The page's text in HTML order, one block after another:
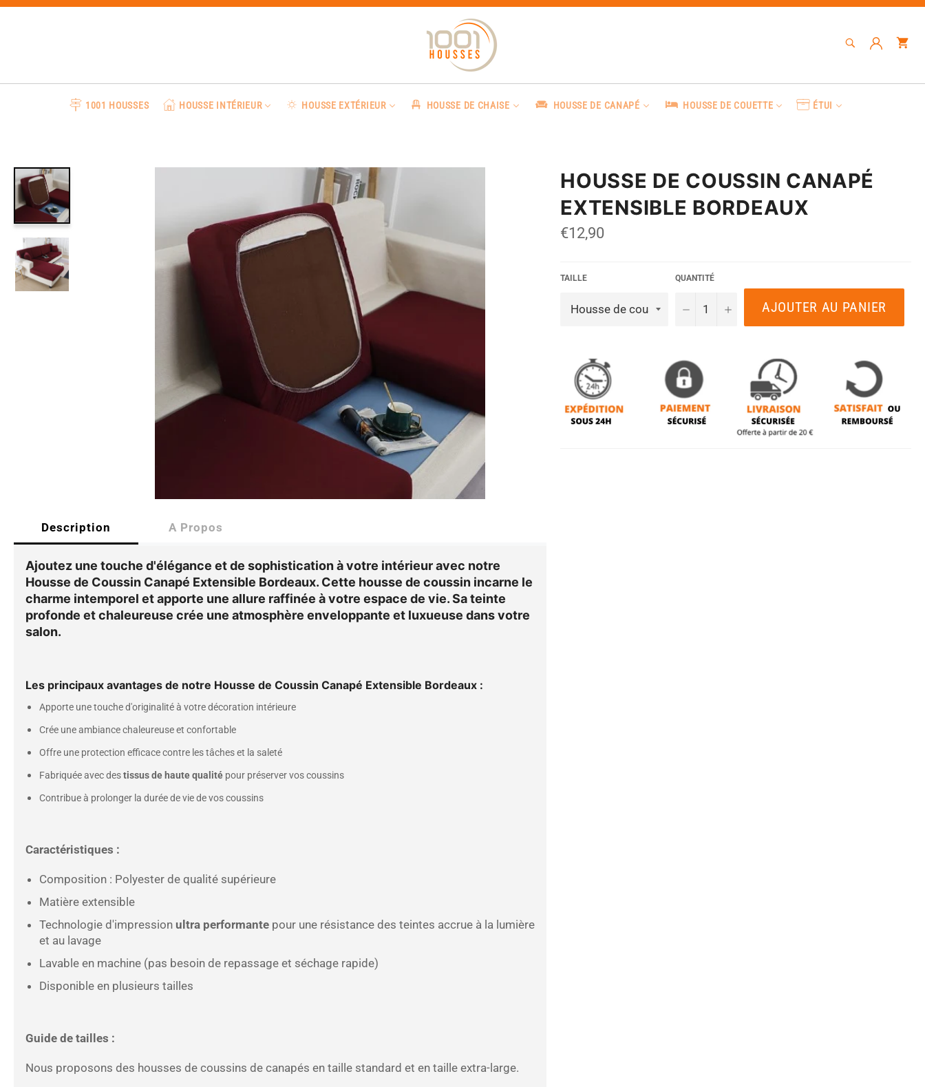
Passer
RECHERCHE
Recherche
1001 HOUSSES HOUSSE INTÉRIEUR HOUSSE EXTÉRIEUR HOUSSE DE CHAISE HOUSSE DE CANAPÉ HOUSSE DE COUETTE ÉTUI
Description A Propos
Ajoutez une touche d'élégance et de sophistication à votre intérieur avec notre
Housse de Coussin Canapé Extensible Bordeaux. Cette housse de coussin incarne le
charme intemporel et apporte une allure raffinée à votre espace de vie. Sa teinte
profonde et chaleureuse crée une atmosphère enveloppante et luxueuse dans votre
salon.
Les principaux avantages de notre Housse de Coussin Canapé Extensible Bordeaux :
Apporte une touche d'originalité à votre décoration intérieure
Crée une ambiance chaleureuse et confortable
Offre une protection efficace contre les tâches et la saleté
Fabriquée avec destissus de haute qualité pour préserver vos coussins
Contribue à prolonger la durée de vie de vos coussins
Caractéristiques :
Composition : Polyester de qualité supérieure
Matière extensible
Technologie d'impression ultra performante pour une résistance des teintes accrue à la lumière
et au lavage
Lavable en machine (pas besoin de repassage et séchage rapide)
Disponible en plusieurs tailles
Guide de tailles :
Nous proposons des housses de coussins de canapés en taille standard et en taille extra-large.
HOUSSE DE COUSSIN CANAPÉ
EXTENSIBLE BORDEAUX
Prix
régulier
€12,90
TAILLE QUANTITÉ
− + AJOUTER AU PANIER